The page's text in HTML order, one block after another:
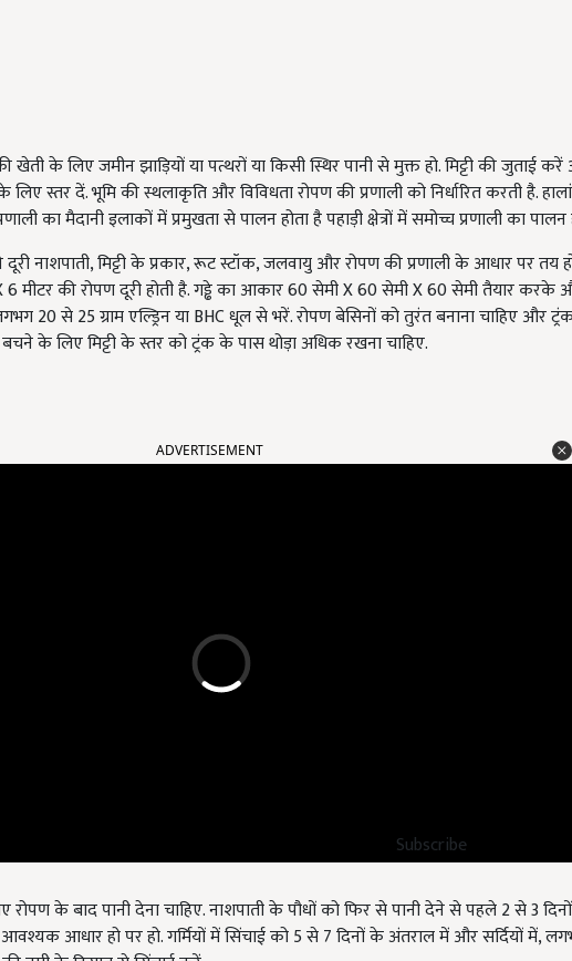
Subscribe
खेती के लिए जमीन झाड़ियों या पत्थरों या किसी स्थिर पानी से मुक्त हो. मिट्टी की जुताई
स्तर दें. भूमि की स्थलाकृति और विविधता रोपण की प्रणाली को निर्धारित करती है.
का मैदानी इलाकों में प्रमुखता से पालन होता है पहाड़ी क्षेत्रों में समोच्च प्रणाली का पालन
नाशपाती, मिट्टी के प्रकार, रूट स्टॉक, जलवायु और रोपण की प्रणाली के आधार पर तय
मीटर की रोपण दूरी होती है. गड्ढे का आकार 60 सेमी X 60 सेमी X 60 सेमी तैयार करके
20 से 25 ग्राम एल्ड्रिन या BHC धूल से भरें. रोपण बेसिनों को तुरंत बनाना चाहिए और
के लिए मिट्टी के स्तर को ट्रंक के पास थोड़ा अधिक रखना चाहिए.
के बाद पानी देना चाहिए. नाशपाती के पौधों को फिर से पानी देने से पहले 2 से 3 दिनों
आधार हो पर हो. गर्मियों में सिंचाई को 5 से 7 दिनों के अंतराल में और सर्दियों में,
की नमी के हिसाब से सिंचाई करें.